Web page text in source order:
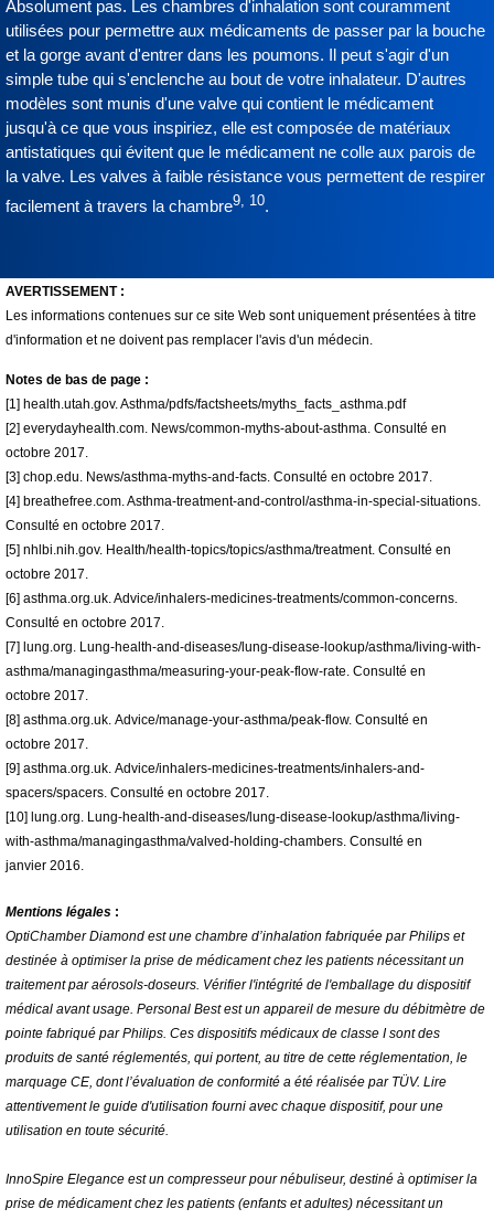
Absolument pas. Les chambres d'inhalation sont couramment
utilisées pour permettre aux médicaments de passer par la bouche
et la gorge avant d'entrer dans les poumons. Il peut s'agir d'un
simple tube qui s'enclenche au bout de votre inhalateur. D'autres
modèles sont munis d'une valve qui contient le médicament
jusqu'à ce que vous inspiriez, elle est composée de matériaux
antistatiques qui évitent que le médicament ne colle aux parois de
la valve. Les valves à faible résistance vous permettent de respirer
facilement à travers la chambre9, 10.
AVERTISSEMENT :
Les informations contenues sur ce site Web sont uniquement présentées à titre
d'information et ne doivent pas remplacer l'avis d'un médecin.
Notes de bas de page :
[1] health.utah.gov. Asthma/pdfs/factsheets/myths_facts_asthma.pdf
[2] everydayhealth.com. News/common-myths-about-asthma. Consulté en
octobre 2017.
[3] chop.edu. News/asthma-myths-and-facts. Consulté en octobre 2017.
[4] breathefree.com. Asthma-treatment-and-control/asthma-in-special-situations.
Consulté en octobre 2017.
[5] nhlbi.nih.gov. Health/health-topics/topics/asthma/treatment. Consulté en
octobre 2017.
[6] asthma.org.uk. Advice/inhalers-medicines-treatments/common-concerns.
Consulté en octobre 2017.
[7] lung.org. Lung-health-and-diseases/lung-disease-lookup/asthma/living-with-
asthma/managingasthma/measuring-your-peak-flow-rate. Consulté en
octobre 2017.
[8] asthma.org.uk. Advice/manage-your-asthma/peak-flow. Consulté en
octobre 2017.
[9] asthma.org.uk. Advice/inhalers-medicines-treatments/inhalers-and-
spacers/spacers. Consulté en octobre 2017.
[10] lung.org. Lung-health-and-diseases/lung-disease-lookup/asthma/living-
with-asthma/managingasthma/valved-holding-chambers. Consulté en
janvier 2016.
Mentions légales :
OptiChamber Diamond est une chambre d’inhalation fabriquée par Philips et
destinée à optimiser la prise de médicament chez les patients nécessitant un
traitement par aérosols-doseurs. Vérifier l'intégrité de l'emballage du dispositif
médical avant usage. Personal Best est un appareil de mesure du débitmètre de
pointe fabriqué par Philips. Ces dispositifs médicaux de classe I sont des
produits de santé réglementés, qui portent, au titre de cette réglementation, le
marquage CE, dont l’évaluation de conformité a été réalisée par TÜV. Lire
attentivement le guide d'utilisation fourni avec chaque dispositif, pour une
utilisation en toute sécurité.
InnoSpire Elegance est un compresseur pour nébuliseur, destiné à optimiser la
prise de médicament chez les patients (enfants et adultes) nécessitant un